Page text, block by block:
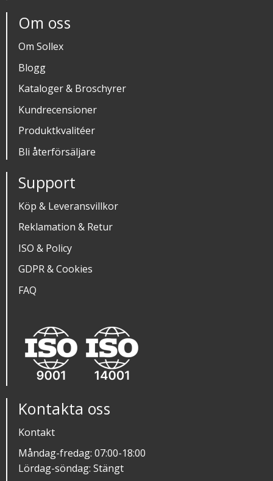
Om oss
Om Sollex
Blogg
Kataloger & Broschyrer
Kundrecensioner
Produktkvalitéer
Bli återförsäljare
Support
Köp & Leveransvillkor
Reklamation & Retur
ISO & Policy
GDPR & Cookies
FAQ
Kontakta oss
Kontakt
Måndag-fredag: 07:00-18:00
Lördag-söndag: Stängt